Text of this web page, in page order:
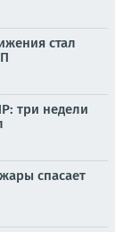
стал
три недели
спасает